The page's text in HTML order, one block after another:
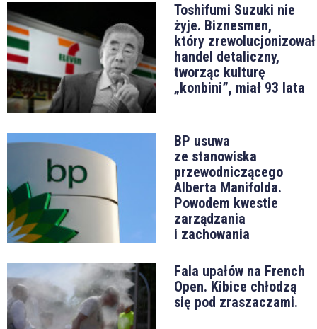
Toshifumi Suzuki nie
żyje. Biznesmen,
który zrewolucjonizował
handel detaliczny,
tworząc kulturę
„konbini”, miał 93 lata
BP usuwa
ze stanowiska
przewodniczącego
Alberta Manifolda.
Powodem kwestie
zarządzania
i zachowania
Fala upałów na French
Open. Kibice chłodzą
się pod zraszaczami.